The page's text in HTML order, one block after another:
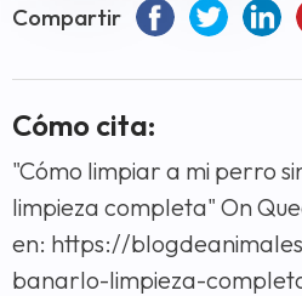
Compartir
Cómo cita:
"Cómo limpiar a mi perro
limpieza completa" On
en: https://
banarlo-limpieza-